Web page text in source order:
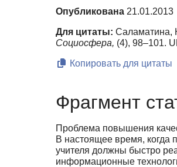
Опубликована 21.01.2013
Для цитаты: Саламатина,
Социосфера, (4), 98–101.
Копировать для цитаты
Фрагмент
Проблема повышения
В настоящее время, когда
учителя должны быстро
информационные